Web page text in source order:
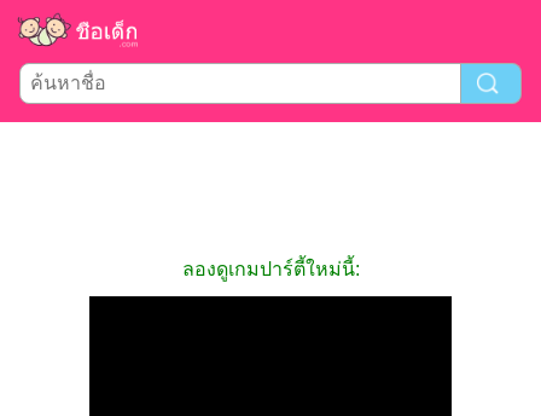
ลองดูเกมปาร์ตี้ใหม่นี้: